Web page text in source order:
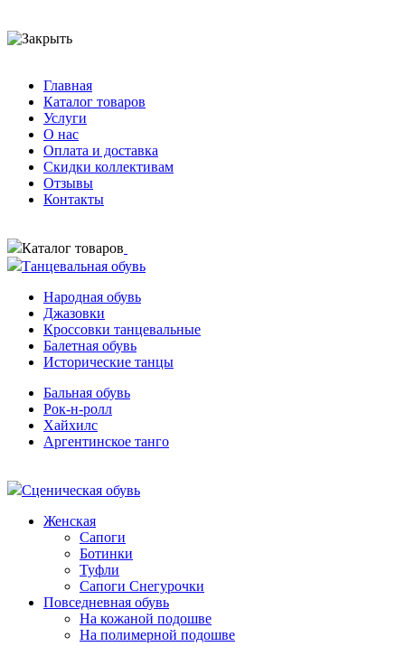
Главная
Каталог товаров
Услуги
О нас
Оплата и доставка
Скидки коллективам
Отзывы
Контакты
Каталог товаров
Танцевальная обувь
Народная обувь
Джазовки
Кроссовки танцевальные
Балетная обувь
Исторические танцы
Бальная обувь
Рок-н-ролл
Хайхилс
Аргентинское танго
Сценическая обувь
Женская
Сапоги
Ботинки
Туфли
Сапоги Снегурочки
Повседневная обувь
На кожаной подошве
На полимерной подошве